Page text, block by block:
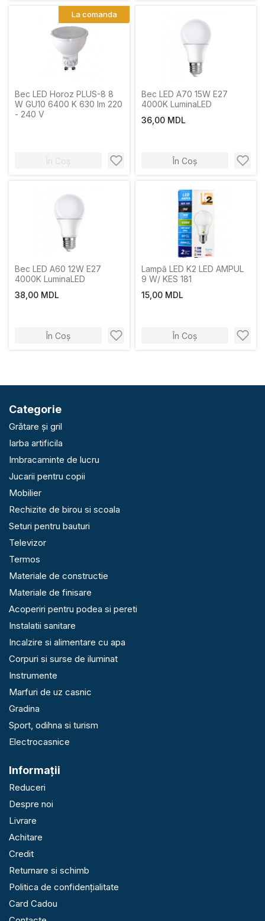
Bec LED Horoz PLUS-8 8
W GU10 6400 K 630 lm 220
- 240 V
În Coș
La comanda
Bec LED A70 15W E27
4000K LuminaLED
36,00 MDL
În Coș
Bec LED A60 12W E27
4000K LuminaLED
38,00 MDL
În Coș
Lampă LED K2 LED AMPUL
9 W/ KES 181
15,00 MDL
În Coș
Categorie
Grătare și gril
Iarba artificila
Imbracaminte de lucru
Jucarii pentru copii
Mobilier
Rechizite de birou si scoala
Seturi pentru bauturi
Televizor
Termos
Materiale de constructie
Materiale de finisare
Acoperiri pentru podea si pereti
Instalatii sanitare
Incalzire si alimentare cu apa
Corpuri si surse de iluminat
Instrumente
Marfuri de uz casnic
Gradina
Sport, odihna si turism
Electrocasnice
Informaţii
Reduceri
Despre noi
Livrare
Achitare
Credit
Returnare si schimb
Politica de confidențialitate
Card Cadou